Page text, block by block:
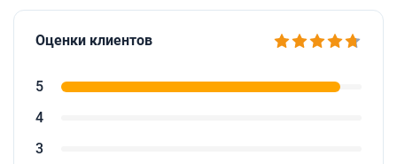
Оценки клиентов
5
4
3